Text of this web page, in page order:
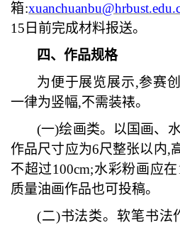
箱:
15日前完成材料报送。
四、作品规格
为便于展览展示,参赛
一律为竖幅,不需装裱。
(一)绘画类。以国画、
作品尺寸应为6尺整张以内,
不超过100cm;水彩粉画应
质量油画作品也可投稿。
(二)书法类。软笔书法